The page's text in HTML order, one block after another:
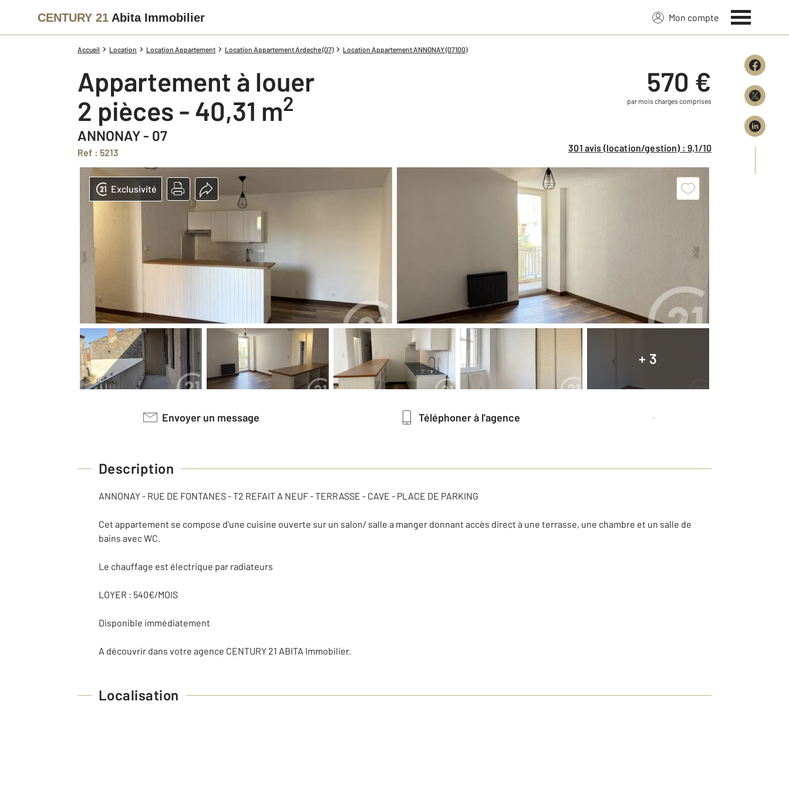
CENTURY 21 Abita Immobilier Mon compte
Accueil Location Location Appartement Location Appartement Ardeche (07) Location Appartement ANNONAY (07100)
Appartement à louer
2 pièces - 40,31 m2
ANNONAY - 07
Ref : 5213
570 €
par mois charges comprises
301 avis (location/gestion) : 9,1/10
+ 3
Exclusivité
Envoyer un message Téléphoner à l'agence
Description
ANNONAY - RUE DE FONTANES - T2 REFAIT A NEUF - TERRASSE - CAVE - PLACE DE PARKING
Cet appartement se compose d'une cuisine ouverte sur un salon/ salle a manger donnant accès direct à une terrasse, une chambre et un salle de
bains avec WC.
Le chauffage est électrique par radiateurs
LOYER : 540€/MOIS
Disponible immédiatement
A découvrir dans votre agence CENTURY 21 ABITA Immobilier.
Localisation